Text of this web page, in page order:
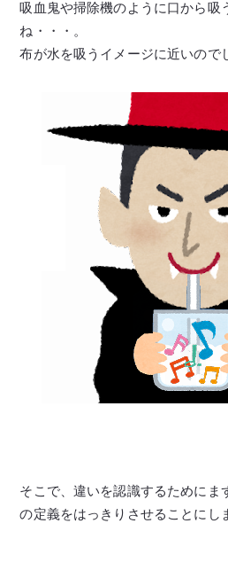
吸血鬼や掃除機のように口から吸
ね・・・。
布が水を吸うイメージに近いので
そこで、違いを認識するためにま
の定義をはっきりさせることにし